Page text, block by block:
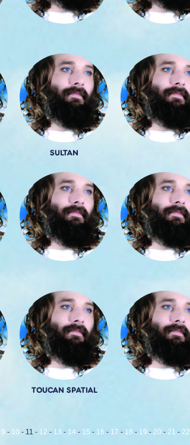
SULTAN
TOUCAN SPATIAL
9 - 10 - 11 - 12 - 13 - 14 - 15 - 16 - 17 - 18 - 19 - 20 - 21 - 22